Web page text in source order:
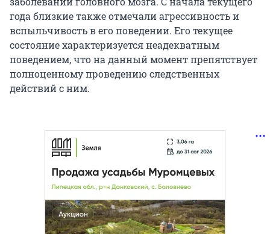
года близкие также отмечали агрессивность и
вспыльчивость в его поведении. Его текущее
состояние характеризуется неадекватным
поведением, что на данный момент препятствует
полноценному проведению следственных
действий с ним.